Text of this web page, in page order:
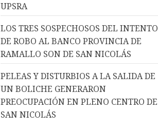
UPSRA
LOS TRES SOSPECHOSOS DEL INTENTO
DE ROBO AL BANCO PROVINCIA DE
RAMALLO SON DE SAN NICOLÁS
PELEAS Y DISTURBIOS A LA SALIDA DE
UN BOLICHE GENERARON
PREOCUPACIÓN EN PLENO CENTRO DE
SAN NICOLÁS